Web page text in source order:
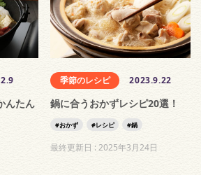
んたん
季節のレシピ 2023.9.22
鍋に合うおかずレシピ20選！
おかず レシピ 鍋
最終更新日 :2025年3月24日